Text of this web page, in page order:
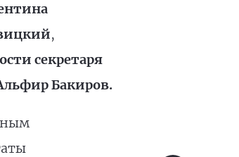
,
секретаря
Бакиров.